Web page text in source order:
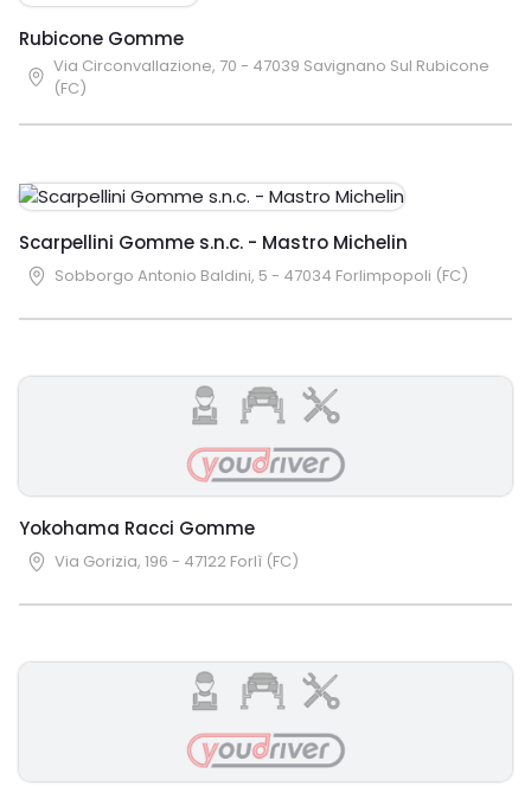
Rubicone Gomme
Via Circonvallazione, 70 - 47039 Savignano Sul Rubicone
(FC)
Scarpellini Gomme s.n.c. - Mastro Michelin
Sobborgo Antonio Baldini, 5 - 47034 Forlimpopoli (FC)
Yokohama Racci Gomme
Via Gorizia, 196 - 47122 Forlì (FC)